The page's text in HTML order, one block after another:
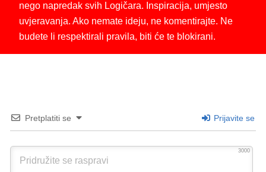
nego napredak svih Logičara. Inspiracija, umjesto
uvjeravanja. Ako nemate ideju, ne komentirajte. Ne
budete li respektirali pravila, biti će te blokirani.
Pretplatiti se Prijavite se
3000